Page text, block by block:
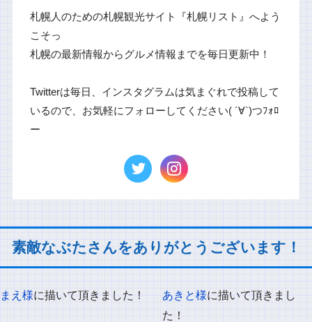
札幌人のための札幌観光サイト『札幌リスト』へよう
こそっ
札幌の最新情報からグルメ情報までを毎日更新中！
Twitterは毎日、インスタグラムは気まぐれで投稿して
いるので、お気軽にフォローしてください( ´∀`)つﾌｫﾛ
ー
素敵なぶたさんをありがとうございます！
まえ様に描いて頂きました！ あきと様に描いて頂きまし
た！